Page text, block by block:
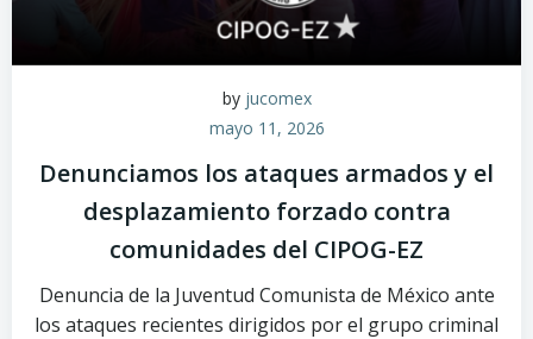
by jucomex
mayo 11, 2026
Denunciamos los ataques armados y el
desplazamiento forzado contra
comunidades del CIPOG-EZ
Denuncia de la Juventud Comunista de México ante
los ataques recientes dirigidos por el grupo criminal